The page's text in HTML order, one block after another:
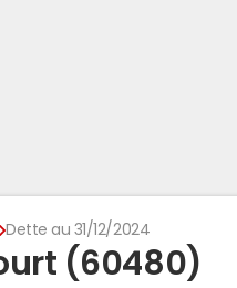
Dette au 31/12/2024
(60480)